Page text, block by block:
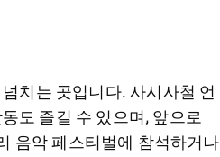
치는 곳입니다. 사시사철 언
도 즐길 수 있으며, 앞으로
음악 페스티벌에 참석하거나